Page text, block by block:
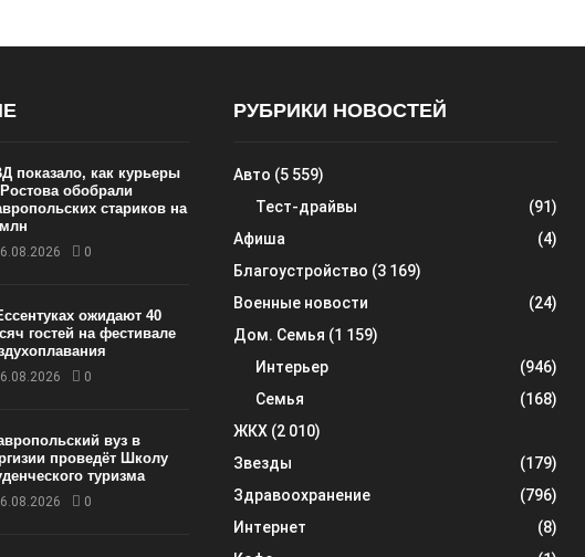
показало, как курьеры
обобрали
стариков на
0
ожидают 40
гостей на фестивале
0
вуз в
проведёт Школу
туризма
0
РУБРИКИ НОВОСТЕЙ
Авто (5 559)
Тест-драйвы
(91)
Афиша
(4)
Благоустройство (3 169)
Военные новости
(24)
Дом. Семья (1 159)
Интерьер
(946)
Семья
(168)
ЖКХ(2 010)
Звезды
(179)
Здравоохранение
(796)
Интернет
(8)